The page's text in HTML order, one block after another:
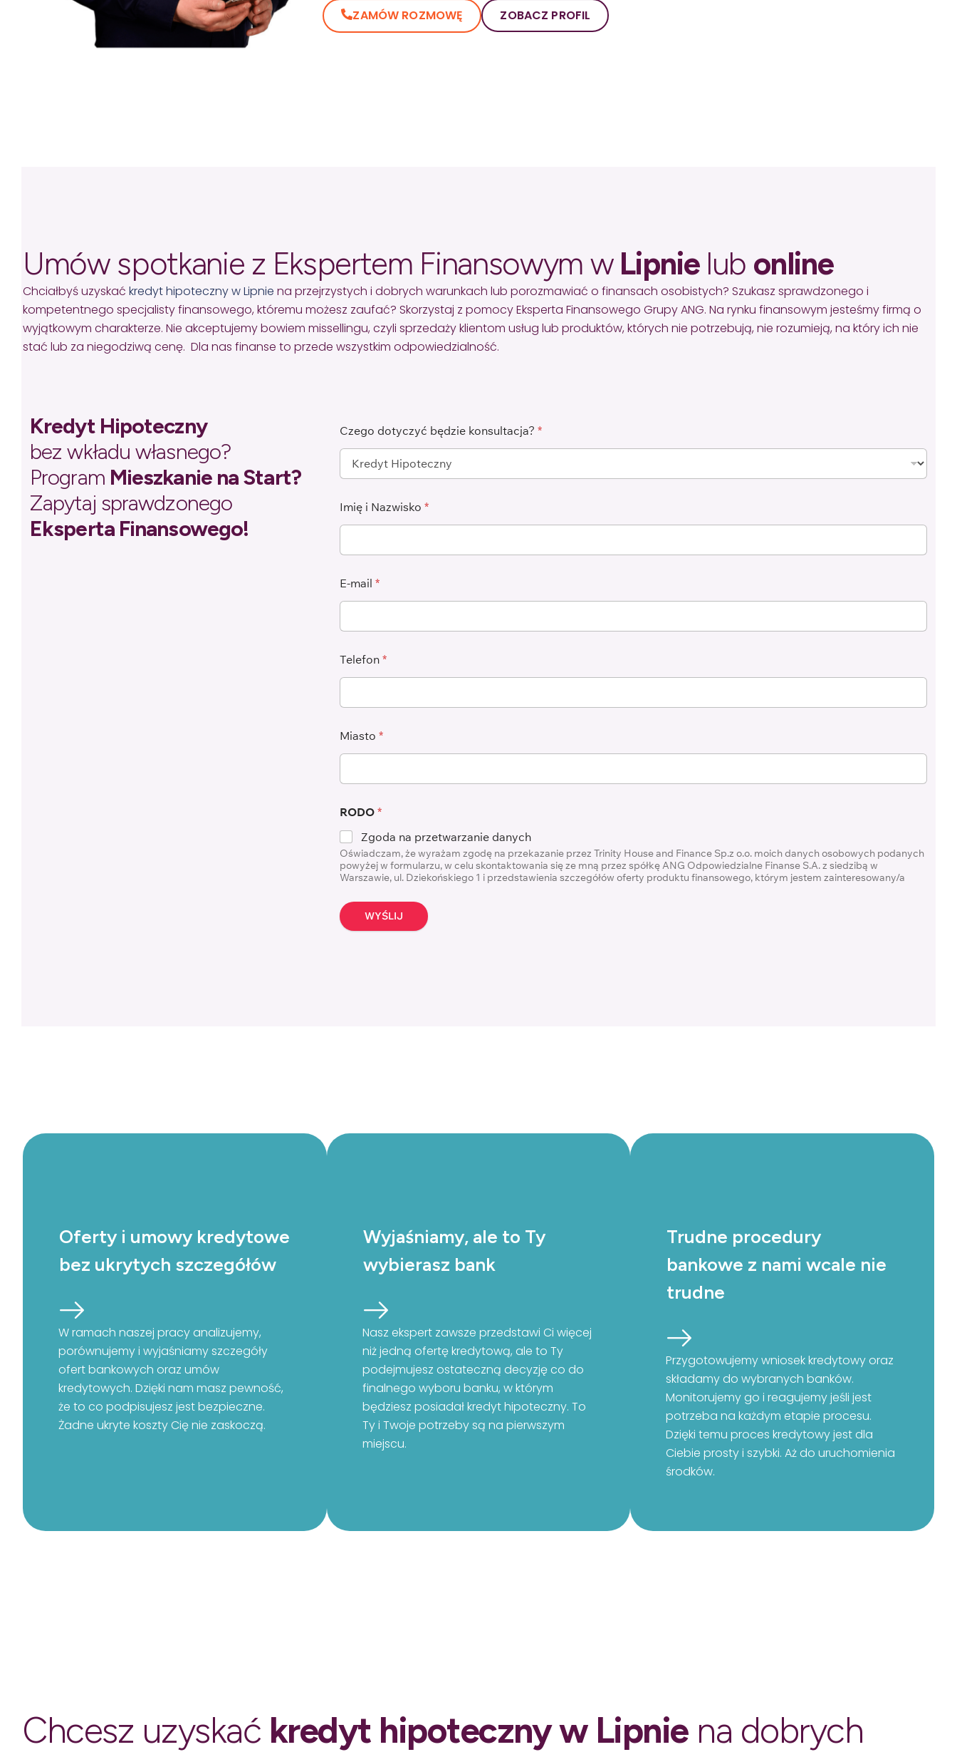
ZAMÓW ROZMOWĘ ZOBACZ PROFIL
Umów spotkanie z Ekspertem Finansowym wLipnielub online
Chciałbyś uzyskać kredyt hipoteczny w Lipnie na przejrzystych i dobrych warunkach lub porozmawiać o finansach osobistych? Szukasz sprawdzonego i
kompetentnego specjalisty finansowego, któremu możesz zaufać? Skorzystaj z pomocy Eksperta Finansowego Grupy ANG. Na rynku finansowym jesteśmy firmą o
wyjątkowym charakterze. Nie akceptujemy bowiem missellingu, czyli sprzedaży klientom usług lub produktów, których nie potrzebują, nie rozumieją, na który ich nie
stać lub za niegodziwą cenę. Dla nas finanse to przede wszystkim odpowiedzialność.
Kredyt Hipoteczny
bez wkładu własnego?
Program Mieszkanie na Start?
Zapytaj sprawdzonego
Eksperta Finansowego!
Czego dotyczyć będzie konsultacja? *
Imię i Nazwisko *
E-mail *
Telefon *
Miasto *
RODO *
Zgoda na przetwarzanie danych
Oświadczam, że wyrażam zgodę na przekazanie przez Trinity House and Finance Sp.z o.o. moich danych osobowych podanych
powyżej w formularzu, w celu skontaktowania się ze mną przez spółkę ANG Odpowiedzialne Finanse S.A. z siedzibą w
Warszawie, ul. Dziekońskiego 1 i przedstawienia szczegółów oferty produktu finansowego, którym jestem zainteresowany/a
WYŚLIJ
Oferty i umowy kredytowe
bez ukrytych szczegółów
W ramach naszej pracy analizujemy,
porównujemy i wyjaśniamy szczegóły
ofert bankowych oraz umów
kredytowych. Dzięki nam masz pewność,
że to co podpisujesz jest bezpieczne.
Żadne ukryte koszty Cię nie zaskoczą.
Wyjaśniamy, ale to Ty
wybierasz bank
Nasz ekspert zawsze przedstawi Ci więcej
niż jedną ofertę kredytową, ale to Ty
podejmujesz ostateczną decyzję co do
finalnego wyboru banku, w którym
będziesz posiadał kredyt hipoteczny. To
Ty i Twoje potrzeby są na pierwszym
miejscu.
Trudne procedury
bankowe z nami wcale nie
trudne
Przygotowujemy wniosek kredytowy oraz
składamy do wybranych banków.
Monitorujemy go i reagujemy jeśli jest
potrzeba na każdym etapie procesu.
Dzięki temu proces kredytowy jest dla
Ciebie prosty i szybki. Aż do uruchomienia
środków.
Chcesz uzyskać kredyt hipoteczny w Lipniena dobrych